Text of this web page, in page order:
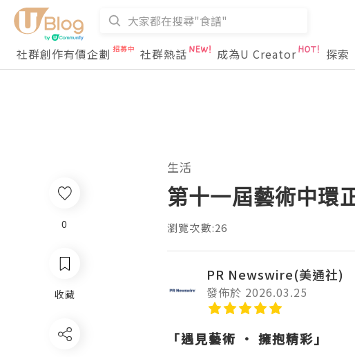
社群創作有價企劃
社群熱話 成為U Creator 探索
0
收藏
生活
第十一屆藝術中環
瀏覽次數:26
PR Newswire(美通社)
發佈於 2026.03.25
「遇見藝術 • 擁抱精彩」